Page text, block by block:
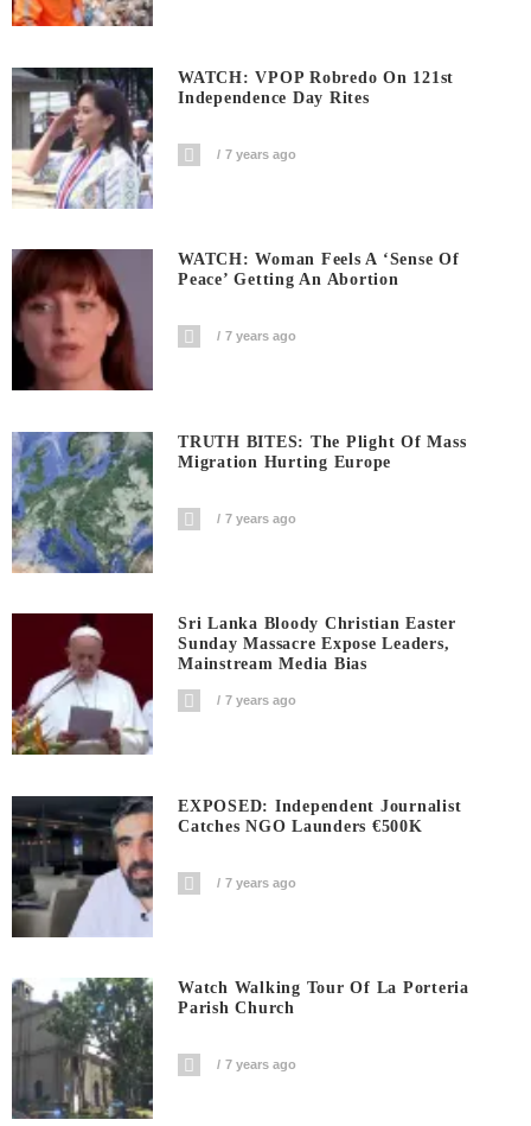
WATCH: VPOP Robredo On 121st
Independence Day Rites
7 years ago
WATCH: Woman Feels A ‘sense Of
Peace’ Getting An Abortion
7 years ago
TRUTH BITES: The Plight Of Mass
Migration Hurting Europe
7 years ago
Sri Lanka Bloody Christian Easter
Sunday Massacre Expose Leaders,
Mainstream Media Bias
7 years ago
EXPOSED: Independent Journalist
Catches NGO Launders €500K
7 years ago
Watch Walking Tour Of La Porteria
Parish Church
7 years ago